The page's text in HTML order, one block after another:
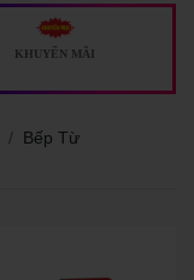
KHUYẾN MÃI
Bếp Từ